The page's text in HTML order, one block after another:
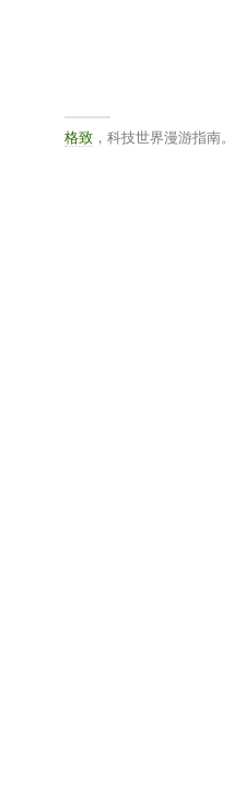
格致，科技世界漫游指南。